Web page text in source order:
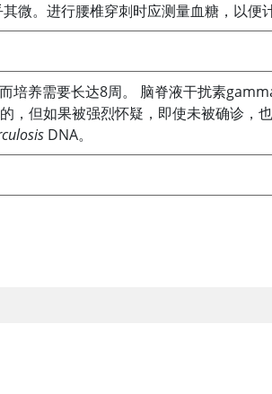
。进行腰椎穿刺时应测量血糖，以便
培养需要长达8周。 脑脊液干扰素
但如果被强烈怀疑，即使未被确诊，也
DNA。